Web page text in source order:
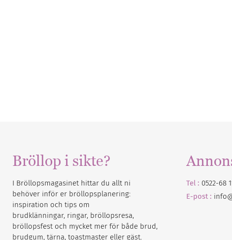
Bröllop i sikte?
I Bröllopsmagasinet hittar du allt ni
behöver inför er bröllopsplanering:
inspiration och tips om
brudklänningar, ringar, bröllopsresa,
bröllopsfest och mycket mer för både brud,
brudgum, tärna, toastmaster eller gäst.
Tel : 0522-68
E-post :